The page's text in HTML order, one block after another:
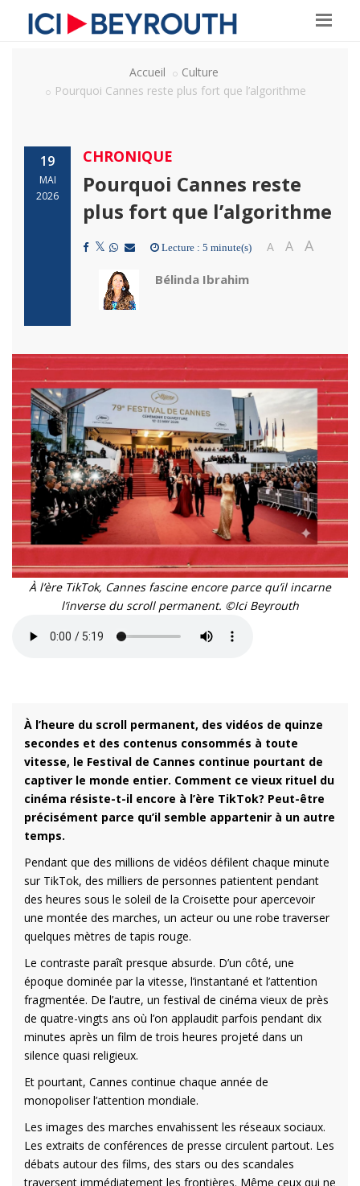
Accueil
Culture
Pourquoi Cannes reste plus fort que l’algorithme
19
MAI
2026
CHRONIQUE
Pourquoi Cannes reste
plus fort que l’algorithme
Lecture : 5 minute(s) A A A
Bélinda Ibrahim
À l’ère TikTok, Cannes fascine encore parce qu’il incarne
l’inverse du scroll permanent. ©Ici Beyrouth
À l’heure du scroll permanent, des vidéos de quinze
secondes et des contenus consommés à toute
vitesse, le Festival de Cannes continue pourtant de
captiver le monde entier. Comment ce vieux rituel du
cinéma résiste-t-il encore à l’ère TikTok? Peut-être
précisément parce qu’il semble appartenir à un autre
temps.
Pendant que des millions de vidéos défilent chaque minute
sur TikTok, des milliers de personnes patientent pendant
des heures sous le soleil de la Croisette pour apercevoir
une montée des marches, un acteur ou une robe traverser
quelques mètres de tapis rouge.
Le contraste paraît presque absurde. D’un côté, une
époque dominée par la vitesse, l’instantané et l’attention
fragmentée. De l’autre, un festival de cinéma vieux de près
de quatre-vingts ans où l’on applaudit parfois pendant dix
minutes après un film de trois heures projeté dans un
silence quasi religieux.
Et pourtant, Cannes continue chaque année de
monopoliser l’attention mondiale.
Les images des marches envahissent les réseaux sociaux.
Les extraits de conférences de presse circulent partout. Les
débats autour des films, des stars ou des scandales
traversent immédiatement les frontières. Même ceux qui ne